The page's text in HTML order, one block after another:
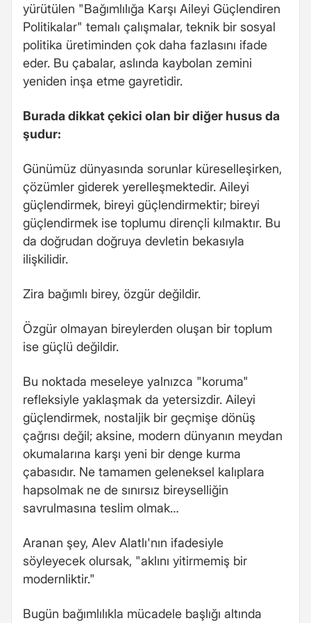
yürütülen "Bağımlılığa Karşı Aileyi Güçlendiren
Politikalar" temalı çalışmalar, teknik bir sosyal
politika üretiminden çok daha fazlasını ifade
eder. Bu çabalar, aslında kaybolan zemini
yeniden inşa etme gayretidir.
Burada dikkat çekici olan bir diğer husus da
şudur:
Günümüz dünyasında sorunlar küreselleşirken,
çözümler giderek yerelleşmektedir. Aileyi
güçlendirmek, bireyi güçlendirmektir; bireyi
güçlendirmek ise toplumu dirençli kılmaktır. Bu
da doğrudan doğruya devletin bekasıyla
ilişkilidir.
Zira bağımlı birey, özgür değildir.
Özgür olmayan bireylerden oluşan bir toplum
ise güçlü değildir.
Bu noktada meseleye yalnızca "koruma"
refleksiyle yaklaşmak da yetersizdir. Aileyi
güçlendirmek, nostaljik bir geçmişe dönüş
çağrısı değil; aksine, modern dünyanın meydan
okumalarına karşı yeni bir denge kurma
çabasıdır. Ne tamamen geleneksel kalıplara
hapsolmak ne de sınırsız bireyselliğin
savrulmasına teslim olmak…
Aranan şey, Alev Alatlı'nın ifadesiyle
söyleyecek olursak, "aklını yitirmemiş bir
modernliktir."
Bugün bağımlılıkla mücadele başlığı altında